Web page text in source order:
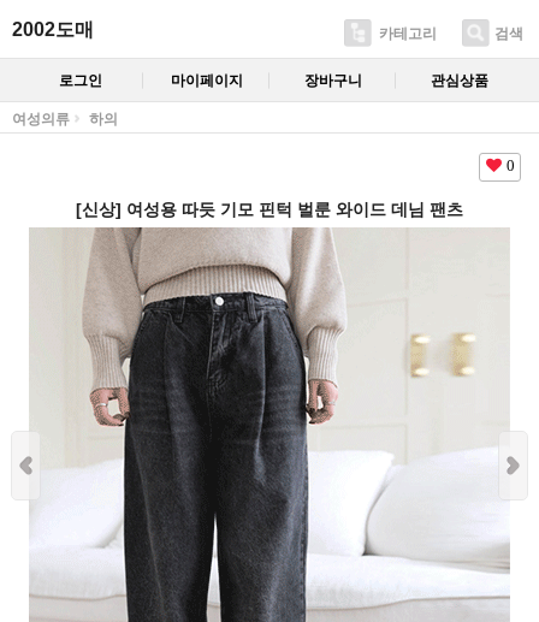
2002도매 카테고리 검색
로그인 마이페이지 장바구니 관심상품
여성의류 하의
0
[신상] 여성용 따듯 기모 핀턱 벌룬 와이드 데님 팬츠